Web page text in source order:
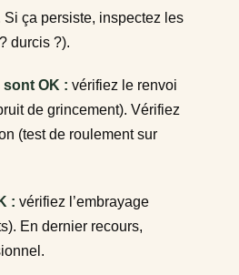
Si ça persiste, inspectez les
durcis ?).
OK : vérifiez le renvoi
de grincement). Vérifiez
(test de roulement sur
: vérifiez l’embrayage
En dernier recours,